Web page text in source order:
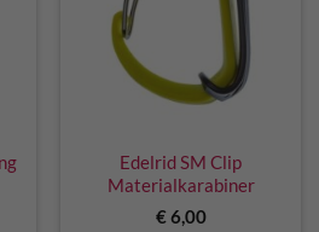
Edelrid SM Clip
Materialkarabiner
€6,00